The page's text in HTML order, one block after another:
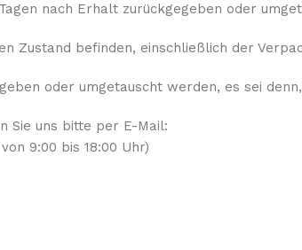
nach Erhalt zurückgegeben oder
Zustand befinden, einschließlich der
oder umgetauscht werden, es sei
Sie uns bitte per E-Mail:
9:00 bis 18:00 Uhr)